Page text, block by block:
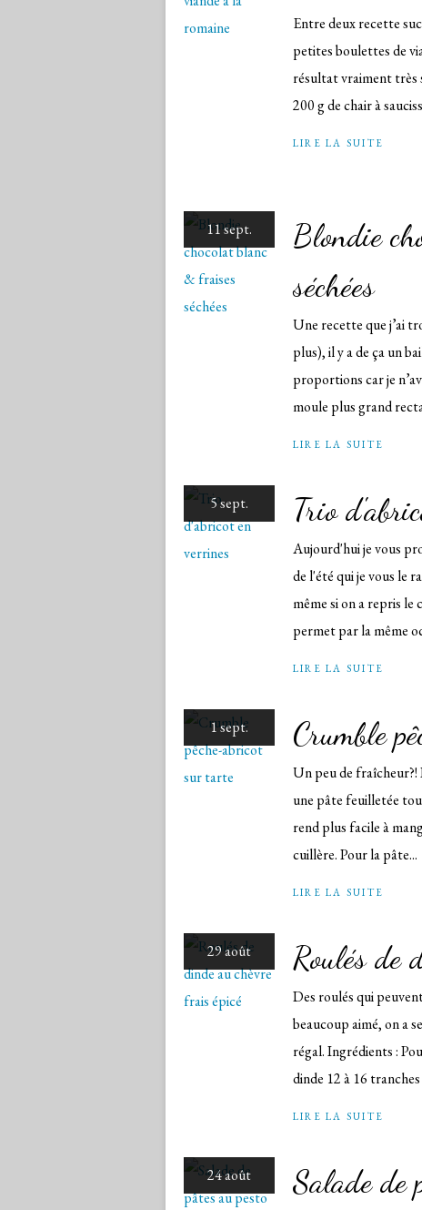
Entre deux recette
petites boulettes de
résultat vraiment très
200 g de chair à
LIRE LA SUITE
11 sept.
Blondie
séchées
Une recette que j’ai
plus), il y a de ça un
proportions car je
moule plus grand
LIRE LA SUITE
5 sept. Trio
Aujourd'hui je vous
de l'été qui je vous le
même si on a repris
permet par la même
LIRE LA SUITE
1 sept. Crumble
Un peu de fraîcheur?!
une pâte feuilletée
rend plus facile à
cuillère. Pour la pâte...
LIRE LA SUITE
29 août Roulés de
Des roulés qui
beaucoup aimé, on a
régal. Ingrédients :
dinde 12 à 16 tranches
LIRE LA SUITE
24 août Salade de